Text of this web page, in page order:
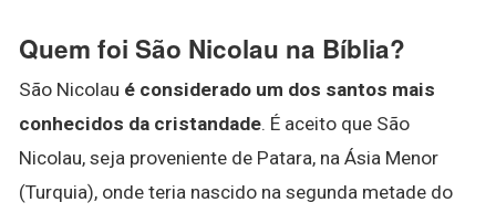
Quem foi São Nicolau na Bíblia?
São Nicolau é considerado um dos santos mais
conhecidos da cristandade. É aceito que São
Nicolau, seja proveniente de Patara, na Ásia Menor
(Turquia), onde teria nascido na segunda metade do